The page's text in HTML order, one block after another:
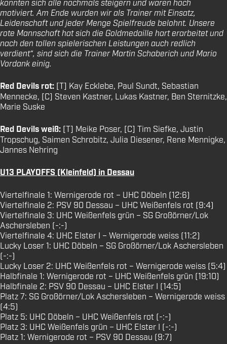
konnten sich alle nochmals steigern und waren hoch
motiviert. Am Ende wurden wir als Trainer mit Einsatz,
Leidenschaft und jeder Menge Spielfreude belohnt. Unsere
rote Mannschaft hat sich die Goldmedaille hart erarbeitet und
nach den tollen spielerischen Leistungen auch redlich
verdient“, sind sich die Trainer Martin Schaberich und Mario
Vordank einig.
Red Devils rot: [T] Kay Ecklebe, Paul Sundt, Sebastian
Mennecke, [C] Steven Kastner, Lukas Kastner, Ben Sternitzke,
Marie Suske
Red Devils weiß: [T] Meike Poser, [C] Tim Siefke, Justin
Tropschug, Saimen Schrobitz, Julia Diesener, Rene Mennigke,
Jannes Nehring
U13 PLAYOFFS (Kleinfeld) in Dessau
Viertelfinale 1: Wernigerode rot – UHC Döbeln (12:6)
Viertelfinale 2: PSV 90 Dessau – UHC Weißenfels rot (9:4)
Viertelfinale 3: UHC Weißenfels grün – SG Großörner/Lok
Aschersleben (-:-)
Viertelfinale 4: UHC Elster I – Wernigerode weiss (11:2)
Lucky Loser 1: UHC Döbeln – SG Großörner/Lok Aschersleben
(-:-)
Lucky Loser 2: UHC Weißenfels rot – Wernigerode weiss (5:4)
Halbfinale 1: Wernigerode rot – UHC Weißenfels grün (19:10)
Halbfinale 2: PSV 90 Dessau – UHC Elster I (14:5)
Platz 7: SG Großörner/Lok Aschersleben – Wernigerode weiss
(4:5)
Platz 5: UHC Döbeln – UHC Weißenfels rot (-:-)
Platz 3: UHC Weißenfels grün – UHC Elster I (-:-)
Platz 1: Wernigerode rot – PSV 90 Dessau (9:7)